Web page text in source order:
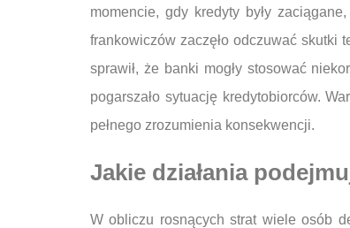
momencie, gdy kredyty były
frankowiczów zaczęło odczuwać skutki
sprawił, że banki mogły stosować
pogarszało sytuację kredytobiorców.
pełnego zrozumienia konsekwencji.
Jakie działania
W obliczu rosnących strat wiele osób